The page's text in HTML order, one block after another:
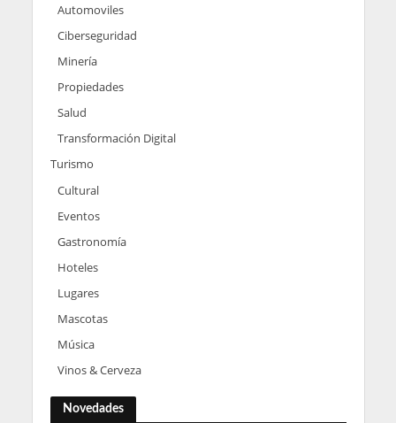
Automoviles
Ciberseguridad
Minería
Propiedades
Salud
Transformación Digital
Turismo
Cultural
Eventos
Gastronomía
Hoteles
Lugares
Mascotas
Música
Vinos & Cerveza
Novedades